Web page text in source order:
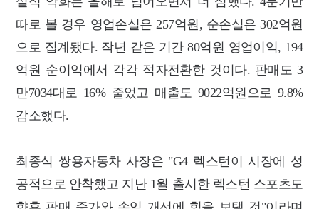
따로 볼 경우 영업손실은 257억원, 순손실은 302억원
으로 집계됐다. 작년 같은 기간 80억원 영업이익, 194
억원 순이익에서 각각 적자전환한 것이다. 판매도 3
만7034대로 16% 줄었고 매출도 9022억원으로 9.8%
감소했다.
최종식 쌍용자동차 사장은 "G4 렉스턴이 시장에 성
공적으로 안착했고 지난 1월 출시한 렉스턴 스포츠도